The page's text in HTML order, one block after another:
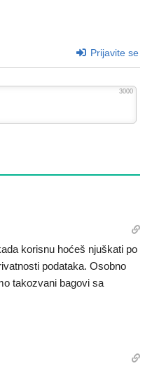
Prijavite se
3000
korisnu hoćeš njuškati po
podataka. Osobno
takozvani bagovi sa